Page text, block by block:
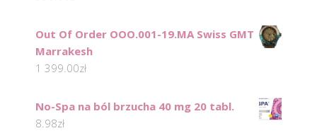
Out Of Order OOO.001-19.MA Swiss GMT
Marrakesh
1 399.00zł
No-Spa na ból brzucha 40 mg 20 tabl.
8.98zł